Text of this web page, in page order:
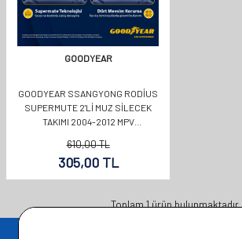
GOODYEAR
GOODYEAR SSANGYONG RODIUS
SUPERMUTE 2'LI MUZ SILECEK
TAKIMI 2004-2012 MPV
610,00TL
305,00TL
Toplam1ürün bulunmaktadır.